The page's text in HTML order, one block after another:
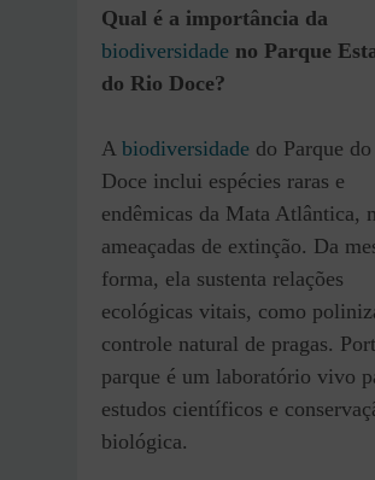
Qual é a importância da
biodiversidade no Parque
do Rio Doce?
A biodiversidade do Parque
Doce inclui espécies raras e
endêmicas da Mata Atlântica,
ameaçadas de extinção. Da
forma, ela sustenta relações
ecológicas vitais, como
controle natural de pragas.
parque é um laboratório vivo
estudos científicos e
biológica.